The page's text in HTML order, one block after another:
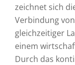
zeichnet sich
Verbindung
gleichzeitiger
einem
Durch das